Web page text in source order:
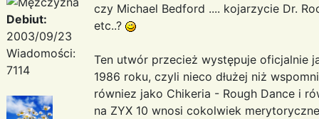
Debiut:
2003/09/23
Wiadomości:
7114
czy Michael Bedford .... kojarzycie Dr.
etc..?
Ten utwór przecież występuje oficjalnie
1986 roku, czyli nieco dłużej niż
równiez jako Chikeria - Rough Dance i
na ZYX 10 wnosi cokolwiek